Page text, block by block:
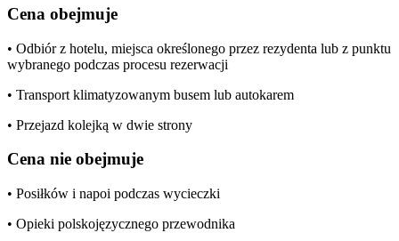
Cena obejmuje
• Odbiór z hotelu, miejsca określonego przez rezydenta lub z punktu
wybranego podczas procesu rezerwacji
• Transport klimatyzowanym busem lub autokarem
• Przejazd kolejką w dwie strony
Cena nie obejmuje
• Posiłków i napoi podczas wycieczki
• Opieki polskojęzycznego przewodnika